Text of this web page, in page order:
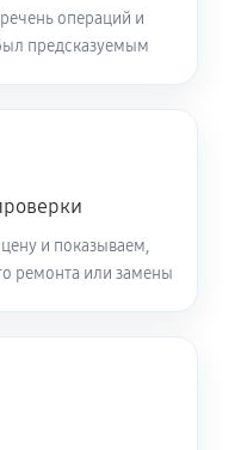
операций и
предсказуемым
и показываем,
ремонта или замены